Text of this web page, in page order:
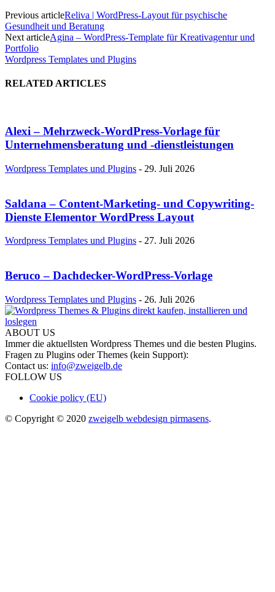
Previous articleReliva | WordPress-Layout für psychische
Gesundheit und Beratung
Next articleAgina – WordPress-Template für Kreativagentur und
Portfolio
Wordpress Templates und Plugins
RELATED ARTICLES
Alexi – Mehrzweck-WordPress-Vorlage für
Unternehmensberatung und -dienstleistungen
Wordpress Templates und Plugins - 29. Juli 2026
Saldana – Content-Marketing- und Copywriting-
Dienste Elementor WordPress Layout
Wordpress Templates und Plugins - 27. Juli 2026
Beruco – Dachdecker-WordPress-Vorlage
Wordpress Templates und Plugins - 26. Juli 2026
ABOUT US
Immer die aktuellsten Wordpress Themes und die besten Plugins.
Fragen zu Plugins oder Themes (kein Support):
Contact us: info@zweigelb.de
FOLLOW US
Cookie policy (EU)
© Copyright © 2020 zweigelb webdesign pirmasens.